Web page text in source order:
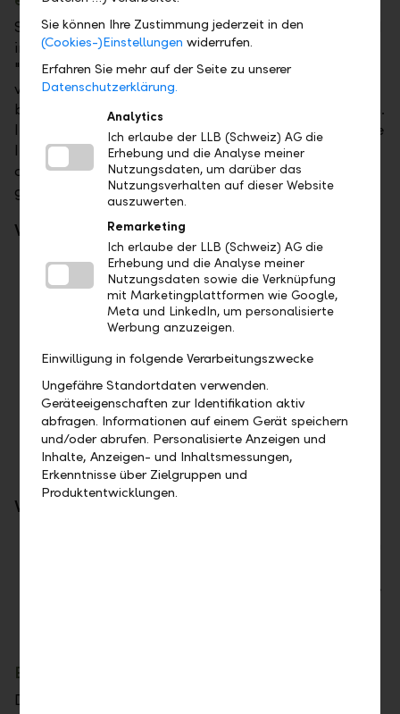
Sie planen eine Auslandsreise und benötigen Bargeld
in der lokalen Währung? Mit der neuen Funktion
"Bargeld bestellen" können Sie Fremdwährungen in
verschiedenen Stückelungen direkt im E-Banking
bestellen und sich bequem nach Hause liefern lassen.
Innerhalb von zwei bis drei Arbeitstagen erhalten Sie
Ihr Bargeld per Post. So sind Sie mit Bargeld und
dem LLB-Kartenangebot bestens für Ihre Ferien
gerüstet.
Was ist neu?
Bargeldbestellung direkt im E-Banking
Auswahl der gängigsten Währungen und
Stückelungen
Versand per Post an Ihre in der Schweiz oder
in Liechtenstein hinterlegte Domiziladresse
Vollständig digitaler Prozess inklusive
Freigabe mittels Zwei-Faktor-
Authentifizierung
Bestelllimiten: Gegenwert von CHF 100 bis
CHF 20'000
Vorteile für Sie
Einfache und schnelle Bestellung rund um die
Einstellungen für Newsletter und Datenschutz
Die Einstellungen im Bereich "Datenschutz" wurden
Sie können Ihre Zustimmung jederzeit in den
(Cookies-)Einstellungen widerrufen.
Erfahren Sie mehr auf der Seite zu unserer
Datenschutzerklärung.
Analytics
Ich erlaube der LLB (Schweiz) AG die
Erhebung und die Analyse meiner
Nutzungsdaten, um darüber das
Nutzungsverhalten auf dieser Website
auszuwerten.
Remarketing
Ich erlaube der LLB (Schweiz) AG die
Erhebung und die Analyse meiner
Nutzungsdaten sowie die Verknüpfung
mit Marketingplattformen wie Google,
Meta und LinkedIn, um personalisierte
Werbung anzuzeigen.
Einwilligung in folgende Verarbeitungszwecke
Ungefähre Standortdaten verwenden.
Geräteeigenschaften zur Identifikation aktiv
abfragen. Informationen auf einem Gerät speichern
und/oder abrufen. Personalisierte Anzeigen und
Inhalte, Anzeigen- und Inhaltsmessungen,
Erkenntnisse über Zielgruppen und
Produktentwicklungen.